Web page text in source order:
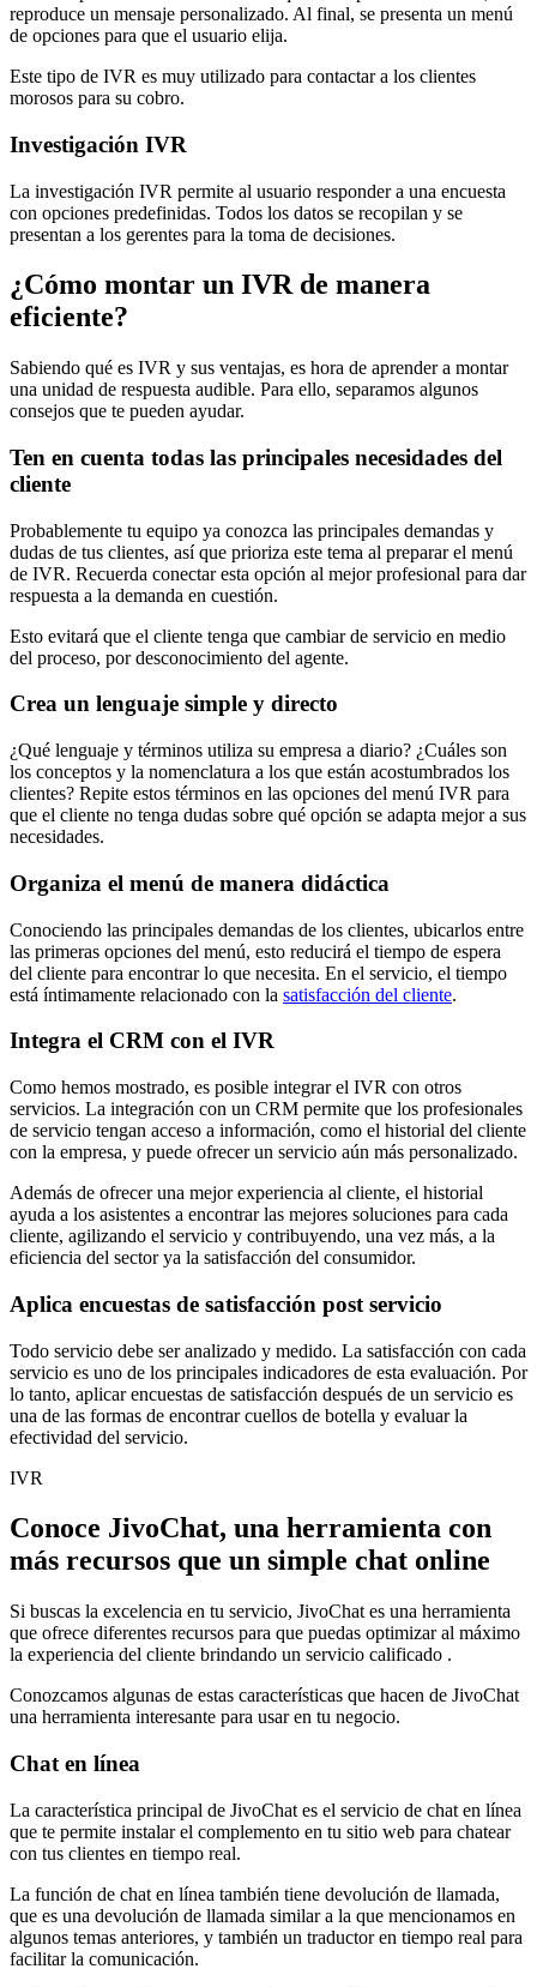
reproduce un mensaje personalizado. Al final, se presenta un menú
de opciones para que el usuario elija.
Este tipo de IVR es muy utilizado para contactar a los clientes
morosos para su cobro.
Investigación IVR
La investigación IVR permite al usuario responder a una encuesta
con opciones predefinidas. Todos los datos se recopilan y se
presentan a los gerentes para la toma de decisiones.
¿Cómo montar un IVR de manera
eficiente?
Sabiendo qué es IVR y sus ventajas, es hora de aprender a montar
una unidad de respuesta audible. Para ello, separamos algunos
consejos que te pueden ayudar.
Ten en cuenta todas las principales necesidades del
cliente
Probablemente tu equipo ya conozca las principales demandas y
dudas de tus clientes, así que prioriza este tema al preparar el menú
de IVR. Recuerda conectar esta opción al mejor profesional para dar
respuesta a la demanda en cuestión.
Esto evitará que el cliente tenga que cambiar de servicio en medio
del proceso, por desconocimiento del agente.
Crea un lenguaje simple y directo
¿Qué lenguaje y términos utiliza su empresa a diario? ¿Cuáles son
los conceptos y la nomenclatura a los que están acostumbrados los
clientes? Repite estos términos en las opciones del menú IVR para
que el cliente no tenga dudas sobre qué opción se adapta mejor a sus
necesidades.
Organiza el menú de manera didáctica
Conociendo las principales demandas de los clientes, ubicarlos entre
las primeras opciones del menú, esto reducirá el tiempo de espera
del cliente para encontrar lo que necesita. En el servicio, el tiempo
está íntimamente relacionado con la satisfacción del cliente.
Integra el CRM con el IVR
Como hemos mostrado, es posible integrar el IVR con otros
servicios. La integración con un CRM permite que los profesionales
de servicio tengan acceso a información, como el historial del cliente
con la empresa, y puede ofrecer un servicio aún más personalizado.
Además de ofrecer una mejor experiencia al cliente, el historial
ayuda a los asistentes a encontrar las mejores soluciones para cada
cliente, agilizando el servicio y contribuyendo, una vez más, a la
eficiencia del sector ya la satisfacción del consumidor.
Aplica encuestas de satisfacción post servicio
Todo servicio debe ser analizado y medido. La satisfacción con cada
servicio es uno de los principales indicadores de esta evaluación. Por
lo tanto, aplicar encuestas de satisfacción después de un servicio es
una de las formas de encontrar cuellos de botella y evaluar la
efectividad del servicio.
IVR
Conoce JivoChat, una herramienta con
más recursos que un simple chat online
Si buscas la excelencia en tu servicio, JivoChat es una herramienta
que ofrece diferentes recursos para que puedas optimizar al máximo
la experiencia del cliente brindando un servicio calificado .
Conozcamos algunas de estas características que hacen de JivoChat
una herramienta interesante para usar en tu negocio.
Chat en línea
La característica principal de JivoChat es el servicio de chat en línea
que te permite instalar el complemento en tu sitio web para chatear
con tus clientes en tiempo real.
La función de chat en línea también tiene devolución de llamada,
que es una devolución de llamada similar a la que mencionamos en
algunos temas anteriores, y también un traductor en tiempo real para
facilitar la comunicación.